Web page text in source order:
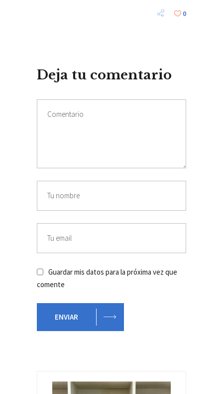
0
Deja tu comentario
Guardar mis datos para la próxima vez que
comente
ENVIAR